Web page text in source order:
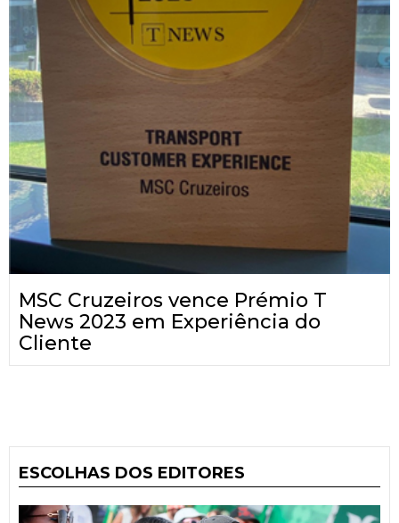
MSC Cruzeiros vence Prémio T
News 2023 em Experiência do
Cliente
ESCOLHAS DOS EDITORES